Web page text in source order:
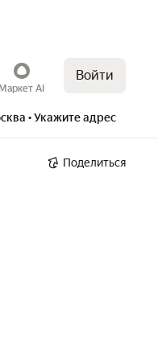
Маркет AI
Войти
• Укажите адрес
Поделиться